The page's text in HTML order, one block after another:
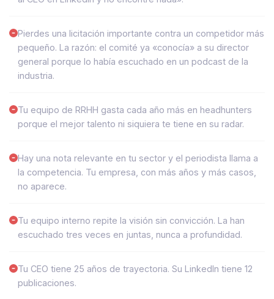
Pierdes una licitación importante contra un competidor más
pequeño. La razón: el comité ya «conocía» a su director
general porque lo había escuchado en un podcast de la
industria.
Tu equipo de RRHH gasta cada año más en headhunters
porque el mejor talento ni siquiera te tiene en su radar.
Hay una nota relevante en tu sector y el periodista llama a
la competencia. Tu empresa, con más años y más casos,
no aparece.
Tu equipo interno repite la visión sin convicción. La han
escuchado tres veces en juntas, nunca a profundidad.
Tu CEO tiene 25 años de trayectoria. Su LinkedIn tiene 12
publicaciones.